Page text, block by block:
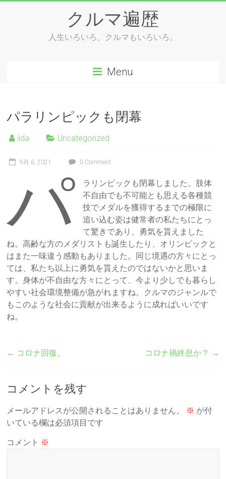
クルマ遍歴
人生いろいろ、クルマもいろいろ。
Menu
パラリンピックも閉幕
iida Uncategorized
9月 6, 2021 0 Comment
パ
ラリンピックも閉幕しました。肢体
不自由でも不可能とも思える各種競
技でメダルを獲得するまでの極限に
追い込む姿は健常者の私たちにとっ
て驚きであり、勇気を貰えました
ね。高齢な方のメダリストも誕生したり、オリンピックと
はまた一味違う感動もありました。同じ境遇の方々にとっ
ては、私たち以上に勇気を貰えたのではないかと思いま
す。身体が不自由な方々にとって、今より少しでも暮らし
やすい社会環境整備が急がれますね。クルマのジャンルで
もこのような社会に貢献が出来るように成ればいいです
ね。
← コロナ回復。 コロナ禍終息か？ →
コメントを残す
メールアドレスが公開されることはありません。 ※ が付
いている欄は必須項目です
コメント ※